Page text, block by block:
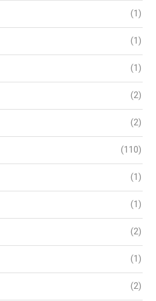
(1)
(1)
(1)
(2)
(2)
(110)
(1)
(1)
(2)
(1)
(2)